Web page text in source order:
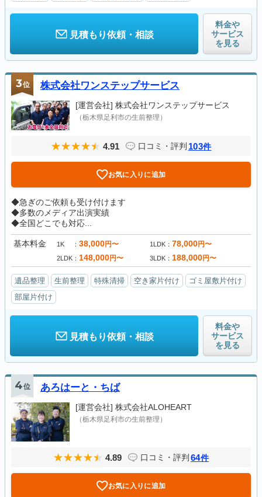
見積もり依頼・相談
料金や
サービス
を見る
3位 株式会社ワンステップサービス
[運営会社] 株式会社ワンステップサービス
（栃木県足利市の生前整理）
4.91 口コミ・評判 103件
お気に入りに追加
◆急ぎのご依頼も受け付けます
◆多数のメディア出演実績
◆全国どこでも対応...
基本料金 1K 38,000円〜 1LDK 78,000円〜
2LDK 148,000円〜 3LDK 188,000円〜
遺品整理 生前整理 特殊清掃 空き家片付け
ゴミ屋敷片付け
部屋片付け
見積もり依頼・相談
料金や
サービス
を見る
4位 あろはーと・ちば
[運営会社] 株式会社ALOHEART
（栃木県足利市の生前整理）
4.89 口コミ・評判 64件
お気に入りに追加